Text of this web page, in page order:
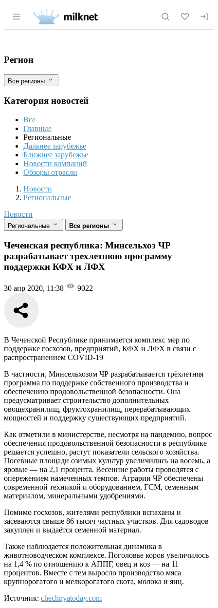
Раздел навигации по сайту milknet.ru
Чеченская республика: Минсельхоз
Фильтры
Регион
Все регионы
Категория новостей
Все
Главные
Региональные
Дальнее зарубежье
Ближнее зарубежье
Новости компаний
Обзоры отрасли
Новости
Разделы
Новости
Региональные
Новости
Региональные Все регионы
Чеченская республика: Минсельхоз ЧР
разрабатывает трехлетнюю программу
поддержки КФХ и ЛФХ
30 апр 2020, 11:38 9022
В Чеченской Республике принимается комплекс мер по
поддержке госхозов, предприятий, КФХ и ЛФХ в связи с
распространением COVID-19
В частности, Минсельхозом ЧР разрабатывается трёхлетняя
программа по поддержке собственного производства и
обеспечению продовольственной безопасности. Она
предусматривает строительство дополнительных
овощехранилищ, фруктохранилищ, перерабатывающих
мощностей и поддержку существующих предприятий.
Как отметили в министерстве, несмотря на пандемию, вопрос
обеспечения продовольственной безопасности в республике
решается успешно, растут показатели сельского хозяйства.
Посевные площади озимых культур увеличились на восемь, а
яровые — на 2,1 процента. Весенние работы проводятся с
опережением намеченных темпов. Аграрии ЧР обеспечены
современной техникой и оборудованием, ГСМ, семенным
материалом, минеральными удобрениями.
Помимо госхозов, жителями республики вспаханы и
засеваются свыше 86 тысяч частных участков. Для садоводов
закуплен и выдаётся семенной материал.
Также наблюдается положительная динамика в
животноводческом комплексе. Поголовье коров увеличилось
на 1,4 % по отношению к АППГ, овец и коз — на 11
процентов. Вместе с тем выросло производство мяса
крупнорогатого и мелкорогатого скота, молока и яиц.
Источник: chechnyatoday.com